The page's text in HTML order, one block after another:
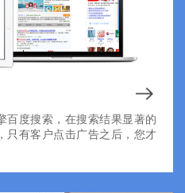
百度搜索，在搜索结果显著的
只有客户点击广告之后，您才